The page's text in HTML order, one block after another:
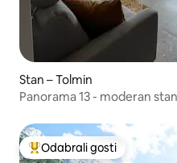
Stan – Tolmin
Panorama 13 - moderan
Među najviše rangiranima s
Odabrali gosti